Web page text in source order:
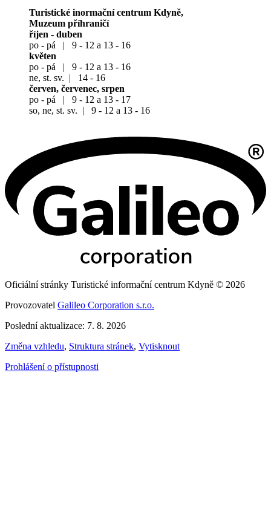
Turistické inormační centrum Kdyně,
Muzeum příhraničí
říjen - duben
po - pá | 9 - 12 a 13 - 16
květen
po - pá | 9 - 12 a 13 - 16
ne, st. sv. | 14 - 16
červen, červenec, srpen
po - pá | 9 - 12 a 13 - 17
so, ne, st. sv. | 9 - 12 a 13 - 16
Oficiální stránky Turistické informační centrum Kdyně © 2026
Provozovatel Galileo Corporation s.r.o.
Poslední aktualizace: 7. 8. 2026
Změna vzhledu, Struktura stránek, Vytisknout
Prohlášení o přístupnosti